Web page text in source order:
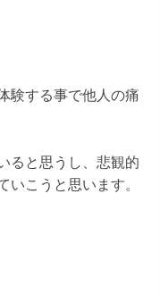
験する事で他人の痛
ると思うし、悲観的
こうと思います。